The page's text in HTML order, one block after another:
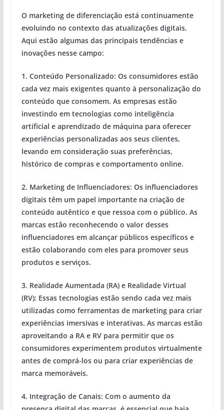
O marketing de diferenciação está continuamente
evoluindo no contexto das atualizações digitais.
Aqui estão algumas das principais tendências e
inovações nesse campo:
1. Conteúdo Personalizado: Os consumidores estão
cada vez mais exigentes quanto à personalização do
conteúdo que consomem. As empresas estão
investindo em tecnologias como inteligência
artificial e aprendizado de máquina para oferecer
experiências personalizadas aos seus clientes,
levando em consideração suas preferências,
histórico de compras e comportamento online.
2. Marketing de Influenciadores: Os influenciadores
digitais têm um papel importante na criação de
conteúdo autêntico e que ressoa com o público. As
marcas estão reconhecendo o valor desses
influenciadores em alcançar públicos específicos e
estão colaborando com eles para promover seus
produtos e serviços.
3. Realidade Aumentada (RA) e Realidade Virtual
(RV): Essas tecnologias estão sendo cada vez mais
utilizadas como ferramentas de marketing para criar
experiências imersivas e interativas. As marcas estão
aproveitando a RA e RV para permitir que os
consumidores experimentem produtos virtualmente
antes de comprá-los ou para criar experiências de
marca memoráveis.
4. Integração de Canais: Com o aumento da